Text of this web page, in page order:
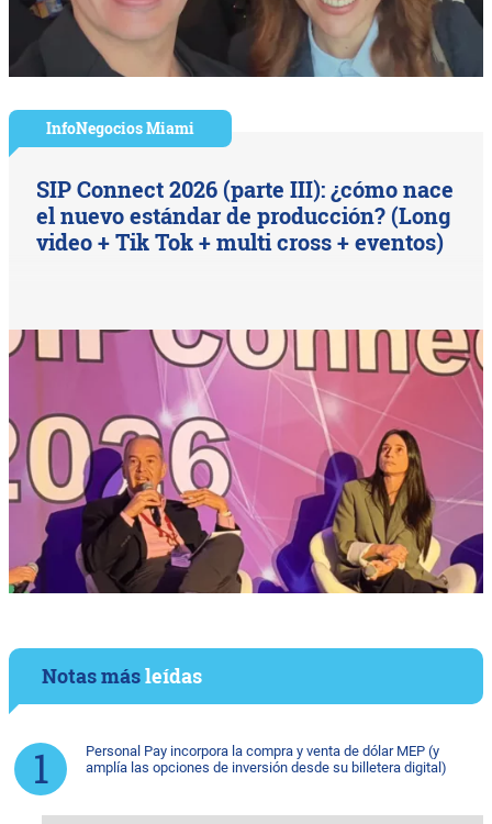
InfoNegocios Miami
SIP Connect 2026 (parte III): ¿cómo nace
el nuevo estándar de producción? (Long
video + Tik Tok + multi cross + eventos)
Notas másleídas
Personal Pay incorpora la compra y venta de dólar MEP (y
amplía las opciones de inversión desde su billetera digital)